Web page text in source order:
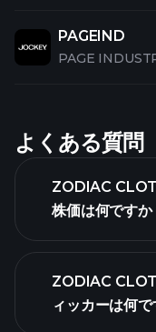
PAGEIND
PAGE
よくある質問
ZODIAC
株価は何ですか
ZODIAC
ィッカーは何で